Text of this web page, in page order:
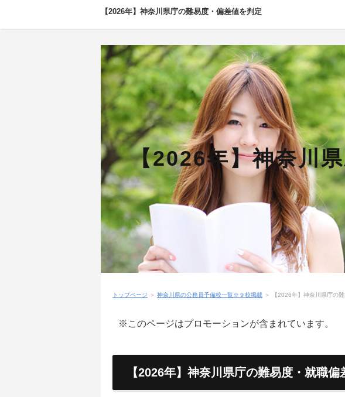
【2026年】神奈川県庁の難易度・偏差値を判定
【2026年】神奈川
トップページ ＞ 神奈川県の公務員予備校一覧※９校掲載 ＞ 【2026年】神奈川県庁の
※このページはプロモーションが含まれています。
【2026年】神奈川県庁の難易度・就職偏